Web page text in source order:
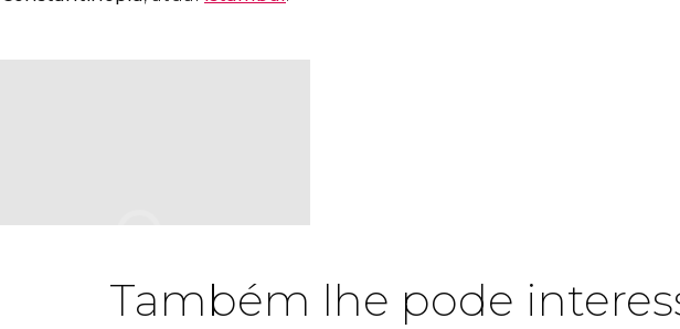
Também lhe pode